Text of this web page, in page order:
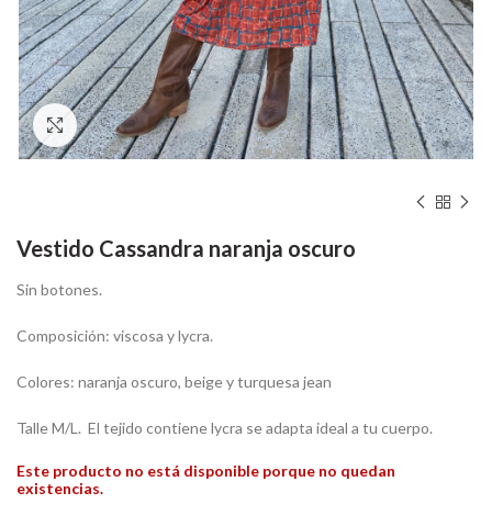
Hacer zoom
Vestido Cassandra naranja oscuro
Sin botones.
Composición: viscosa y lycra.
Colores: naranja oscuro, beige y turquesa jean
Talle M/L. El tejido contiene lycra se adapta ideal a tu cuerpo.
Este producto no está disponible porque no quedan
existencias.